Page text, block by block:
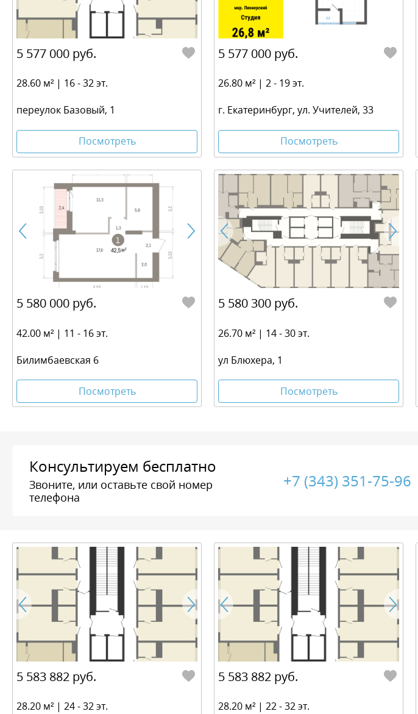
5 577 000 руб.
28.60 м² | 16 - 32 эт.
переулок Базовый, 1
Посмотреть
5 577 000 руб.
26.80 м² | 2 - 19 эт.
г. Екатеринбург, ул. Учителей, 33
Посмотреть
5 580 000 руб.
42.00 м² | 11 - 16 эт.
Билимбаевская 6
Посмотреть
5 580 300 руб.
26.70 м² | 14 - 30 эт.
ул Блюхера, 1
Посмотреть
Консультируем бесплатно
Звоните, или оставьте свой номер
телефона
+7 (343) 351-75-96
5 583 882 руб.
28.20 м² | 24 - 32 эт.
5 583 882 руб.
28.20 м² | 22 - 32 эт.